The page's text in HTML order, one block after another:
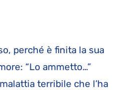
perché è finita la sua
“Lo ammetto…”
terribile che l’ha